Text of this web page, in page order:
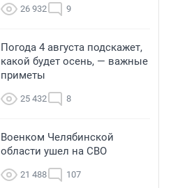
26 932 9
Погода 4 августа подскажет,
какой будет осень, — важные
приметы
25 432 8
Военком Челябинской
области ушел на СВО
21 488 107